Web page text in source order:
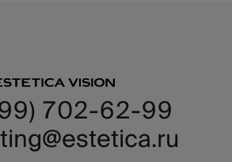
702-62-99